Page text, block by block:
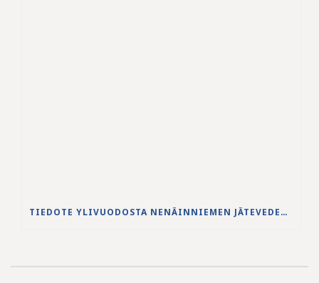
TIEDOTE YLIVUODOSTA NENÄINNIEMEN JÄTEVEDENPUHDISTAMOLLA